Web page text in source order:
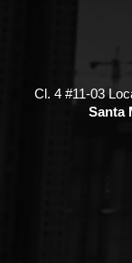
Cl. 4 #11-03
Santa